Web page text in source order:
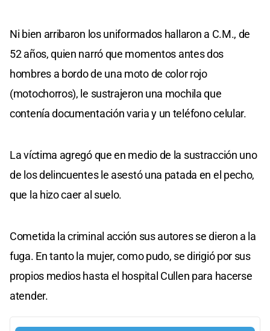
Ni bien arribaron los uniformados hallaron a C.M., de
52 años, quien narró que momentos antes dos
hombres a bordo de una moto de color rojo
(motochorros), le sustrajeron una mochila que
contenía documentación varia y un teléfono celular.
La víctima agregó que en medio de la sustracción uno
de los delincuentes le asestó una patada en el pecho,
que la hizo caer al suelo.
Cometida la criminal acción sus autores se dieron a la
fuga. En tanto la mujer, como pudo, se dirigió por sus
propios medios hasta el hospital Cullen para hacerse
atender.